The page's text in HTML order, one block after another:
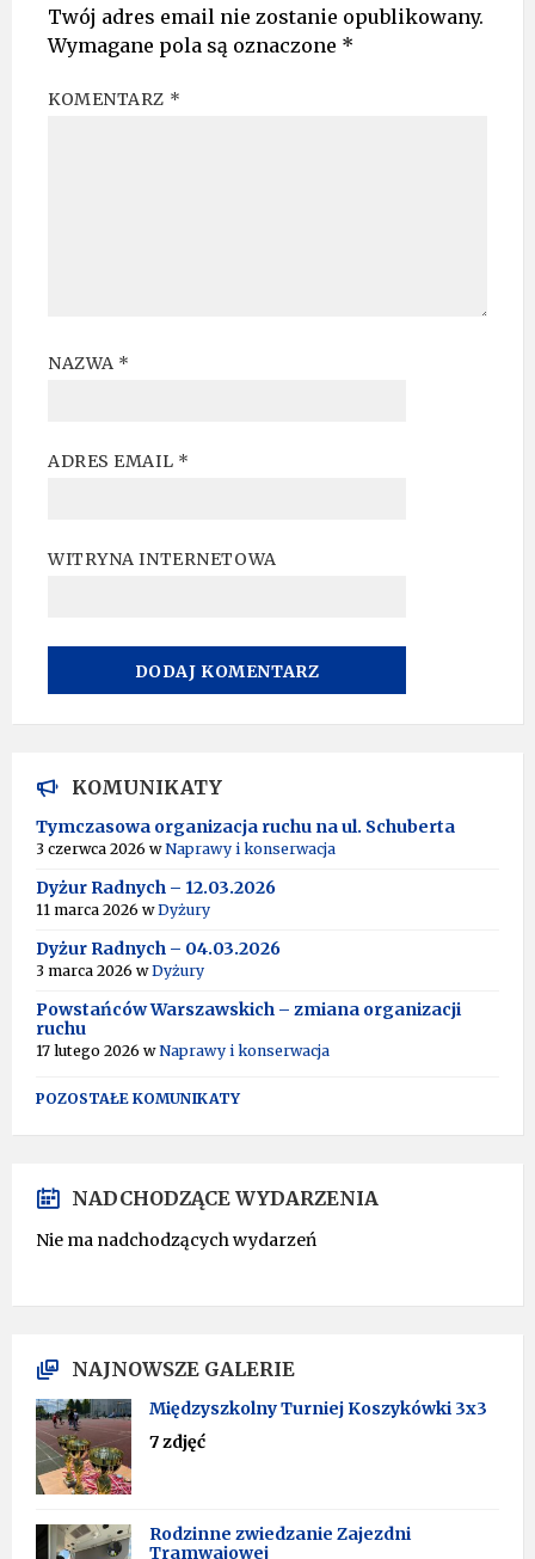
Twój adres email nie zostanie opublikowany.
Wymagane pola są oznaczone *
KOMENTARZ *
NAZWA *
ADRES EMAIL *
WITRYNA INTERNETOWA
T
E
R
N
T
I
E
:
KOMUNIKATY
Tymczasowa organizacja ruchu na ul. Schuberta
3 czerwca 2026 wNaprawy i konserwacja
Dyżur Radnych – 12.03.2026
11 marca 2026 wDyżury
Dyżur Radnych – 04.03.2026
3 marca 2026 wDyżury
Powstańców Warszawskich – zmiana organizacji
ruchu
17 lutego 2026 wNaprawy i konserwacja
POZOSTAŁE KOMUNIKATY
NADCHODZĄCE WYDARZENIA
Nie ma nadchodzących wydarzeń
NAJNOWSZE GALERIE
Międzyszkolny Turniej Koszykówki 3x3
7 zdjęć
Rodzinne zwiedzanie Zajezdni
Tramwajowej